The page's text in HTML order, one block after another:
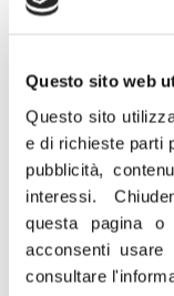
Questo sito web
Questo sito
e di richieste parti
pubblicità,
interessi.
questa pagina o
acconsenti
consultare
questo
sia esemplare.
condannare
giustificazioni a
tollerati. Adesso
in quel
Taranto.